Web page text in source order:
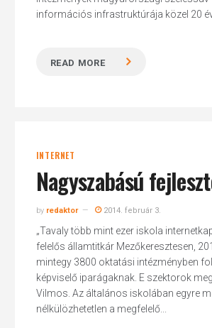
információs infrastruktúrája közel 20
READ MORE
INTERNET
Nagyszabású
by redaktor 2014. február 3.
„Tavaly több mint ezer iskola
felelős államtitkár Mezőkeresztesen,
mintegy 3800 oktatási intézményben
képviselő iparágaknak. E szektorok
Vilmos. Az általános iskolában egyre
nélkülözhetetlen a megfelelő...